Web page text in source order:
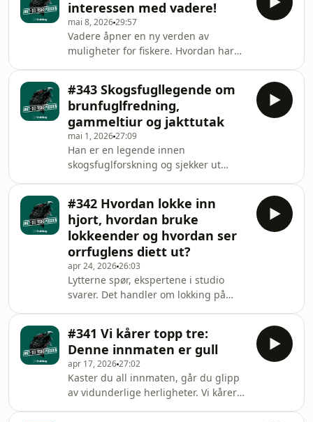
spørsmål på ekspertene i studio.
Hosted on Acast. See
acast.com/privacy for more
information.
interessen med vadere!
mai 8, 202629:57
Vadere åpner en ny verden av
muligheter for fiskere. Hvordan har
Steinar Paulsen har vadet mer enn de
fleste, og tar en prat med trioen i
studio: Jo Inge Breisjøberget
(Statskog), Espen Farstad (NJFF) og
Trond Gunnar Skillingstad (Statskog).
Hosted on Acast. See
acast.com/privacy for more
information.
#343 Skogsfugllegende om
brunfuglfredning,
gammeltiur og jakttutak
mai 1, 202627:09
Han er en legende innen
skogsfuglforskning og sjekker ut
gammeltiur? Hvordan kompenserer
bestnadene for jakt og hvilket
jakttutak tåler den egentlig? Sammen
med Per Wegge hører du også Jo Inge
Breisjøberget (Statskog), Espen
Farstad (NJFF) og Trond Gunnar
Skillingstad (Statskog). Hosted on
Acast. See acast.com/privacy for more
information.
#342 Hvordan lokke inn
hjort, hvordan bruke
lokkeender og hvordan ser
orrfuglens diett ut?
apr 24, 202626:03
Lytterne spør, ekspertene i studio
svarer. Det handler om lokking på
faktisk lever av gjennom vinteren. I
studio hører du Espen Farstad (NJFF),
Jo Inge Breisjøberget (Statskog) og
Trond Gunnar Skillingstad. Hosted on
Acast. See acast.com/privacy for more
information.
#341 Vi kårer topp tre:
Denne innmaten er gull
apr 17, 202627:02
Kaster du all innmaten, går du glipp
av vidunderlige herligheter. Vi kårer